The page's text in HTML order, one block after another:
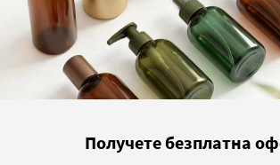
Получете безплатна